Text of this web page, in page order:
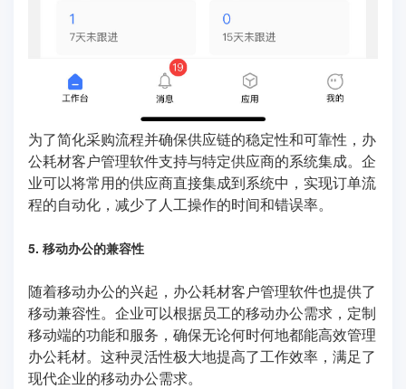
为了简化采购流程并确保供应链的稳定性和可靠性，办
公耗材客户管理软件支持与特定供应商的系统集成。企
业可以将常用的供应商直接集成到系统中，实现订单流
程的自动化，减少了人工操作的时间和错误率。
5. 移动办公的兼容性
随着移动办公的兴起，办公耗材客户管理软件也提供了
移动兼容性。企业可以根据员工的移动办公需求，定制
移动端的功能和服务，确保无论何时何地都能高效管理
办公耗材。这种灵活性极大地提高了工作效率，满足了
现代企业的移动办公需求。